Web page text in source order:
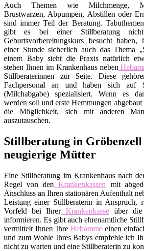
Auch Themen wie Milchmenge,
Brustwarzen, Abpumpen, Abstillen oder
sind immer Teil der Beratung.
gibt es bei einer Stillberatung
Geburtsvorbereitungskurs besucht haben,
einer Stunde sicherlich auch das Thema
einem Baby sieht die Praxis natürlich
stehen Ihnen im Krankenhaus neben
Stillberaterinnen zur Seite. Diese
Fachpersonal an und haben sich auf
(Milchabgabe) spezialisiert. Wenn es
werden soll und erste Hemmungen
die Möglichkeit, sich mit anderen
auszutauschen.
Stillberatung in
neugierige Mütter
Eine Stillberatung im Krankenhaus nach
Regel von den Krankenkassen mit
Anschluss an Ihren stationären Aufenthalt
Leistung einer Stillberaterin in Anspruch,
Vorfeld bei IhrerKrankenkasse über die
informieren. Es gibt auch ehrenamtliche
vermittelt Ihnen IhreHebammeeinen
und zum Wohle Ihres Babys empfehle ich
nicht zu warten und eine Stillberaterin zu